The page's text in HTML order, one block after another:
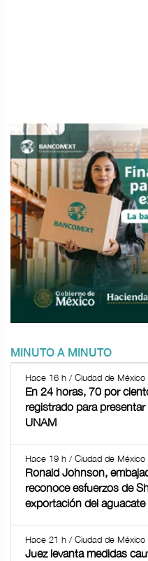
MINUTO A MINUTO
Hace 16 h / Ciudad de México
En 24 horas, 70 por
registrado para
UNAM
Hace 19 h / Ciudad de México
Ronald Johnson,
reconoce esfuerzos de
exportación del aguacate
Hace 21 h / Ciudad de México
Juez levanta medidas